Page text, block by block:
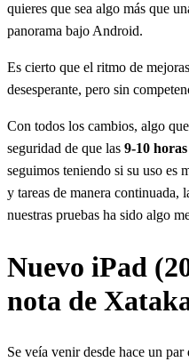
quieres que sea algo más que
panorama bajo Android.
Es cierto que el ritmo de
desesperante, pero sin
Con todos los cambios, algo
seguridad de que las 9-10
seguimos teniendo si su uso es
y tareas de manera continuada,
nuestras pruebas ha sido algo
Nuevo iPad
nota de
Se veía venir desde hace un